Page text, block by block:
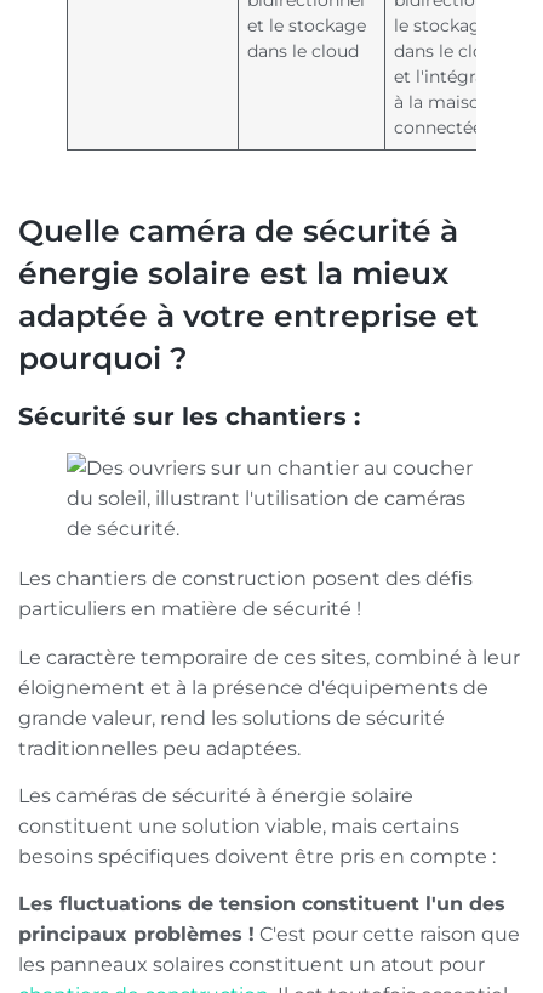
et le stockage
dans le cloud
le stockage
dans le cloud
et l'intégration
à la maison
connectée
Quelle caméra de sécurité à
énergie solaire est la mieux
adaptée à votre entreprise et
pourquoi ?
Sécurité sur les chantiers :
Les chantiers de construction posent des défis
particuliers en matière de sécurité !
Le caractère temporaire de ces sites, combiné à leur
éloignement et à la présence d'équipements de
grande valeur, rend les solutions de sécurité
traditionnelles peu adaptées.
Les caméras de sécurité à énergie solaire
constituent une solution viable, mais certains
besoins spécifiques doivent être pris en compte :
Les fluctuations de tension constituent l'un des
principaux problèmes ! C'est pour cette raison que
les panneaux solaires constituent un atout pour